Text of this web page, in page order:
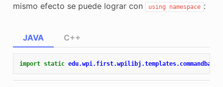
mismo efecto se puede lograr con
using namespace :
JAVA
import static
C++